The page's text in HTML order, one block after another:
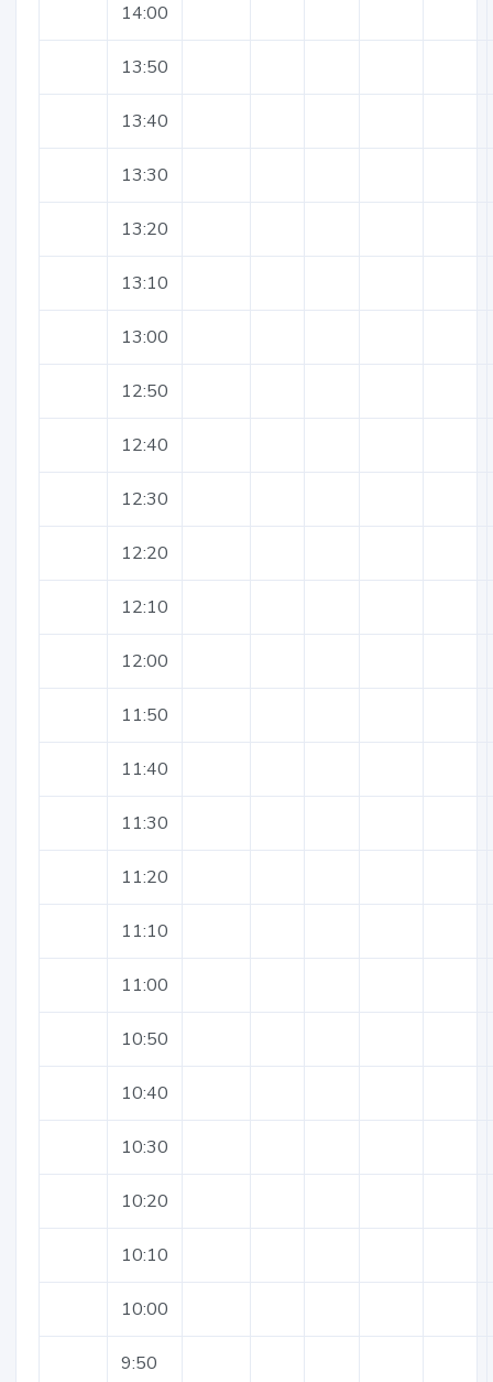
14:00
13:50
13:40
13:30
13:20
13:10
13:00
12:50
12:40
12:30
12:20
12:10
12:00
11:50
11:40
11:30
11:20
11:10
11:00
10:50
10:40
10:30
10:20
10:10
10:00
9:50